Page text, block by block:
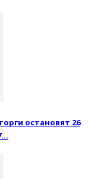
остановят 26